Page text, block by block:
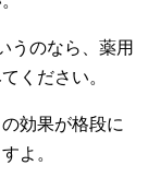
うのなら、薬用
ください。
効果が格段に
よ。